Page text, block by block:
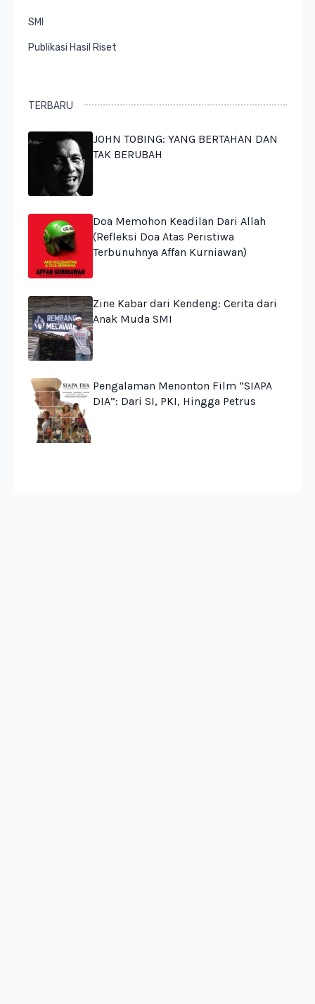
SMI
Publikasi Hasil Riset
TERBARU
JOHN TOBING: YANG BERTAHAN DAN
TAK BERUBAH
Doa Memohon Keadilan Dari Allah
(Refleksi Doa Atas Peristiwa
Terbunuhnya Affan Kurniawan)
Zine Kabar dari Kendeng: Cerita dari
Anak Muda SMI
Pengalaman Menonton Film “SIAPA
DIA”: Dari SI, PKI, Hingga Petrus